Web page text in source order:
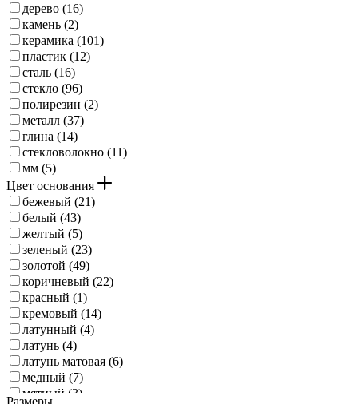
дерево (16)
камень (2)
керамика (101)
пластик (12)
сталь (16)
стекло (96)
полирезин (2)
металл (37)
глина (14)
стекловолокно (11)
мм (5)
Цвет основания
бежевый (21)
белый (43)
желтый (5)
зеленый (23)
золотой (49)
коричневый (22)
красный (1)
кремовый (14)
латунный (4)
латунь (4)
латунь матовая (6)
медный (7)
мятный (3)
Размеры